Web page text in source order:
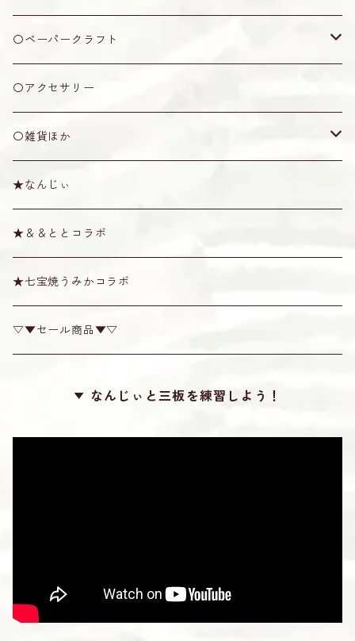
その他
竹製
2号
1.5号
カラクイ
黒木
紫檀
梅
ケース・袋
袋
ソフトケース
ショルダー・天キャップ
ショルダー
天キャップ
その他
唄口
ハブ油・松脂
スタンド
アウトレット
書籍
CD
〇ペーパークラフト
ミニシーサー
その他
〇アクセサリー
〇雑貨ほか
棹拭きクロス
Tシャツ
その他雑貨
★なんじぃ
★＆＆ととコラボ
★七宝焼うみかコラボ
▽▼セール商品▼▽
なんじぃと三板を練習しよう！